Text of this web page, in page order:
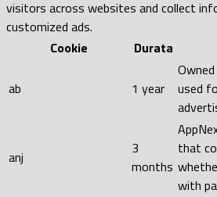
visitors across websites and collect
customized ads.
Cookie
Durata
ab 1 year
used
anj
3
months
that
with